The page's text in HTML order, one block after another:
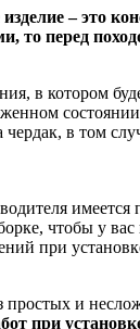
– это
то перед
в котором
в том
имеется
чтобы у вас
при
и
при